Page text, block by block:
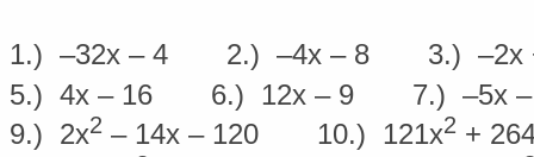
1.) –32x – 4 2.) –4x – 8
3.) –2x
5.) 4x – 16
6.) 12x – 9
7.) –5x
9.) 2x2 – 14x – 120 10.) 121x2 +